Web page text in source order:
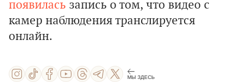
появилась запись о том, что видео с
камер наблюдения транслируется
онлайн.
МЫ ЗДЕСЬ